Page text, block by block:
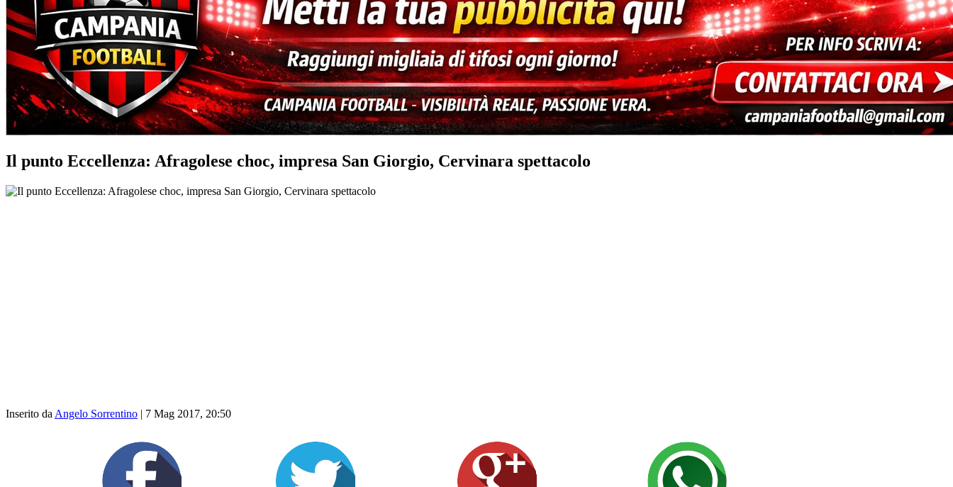
Il punto Eccellenza: Afragolese choc, impresa San Giorgio, Cervinara spettacolo
Inserito da Angelo Sorrentino | 7 Mag 2017, 20:50